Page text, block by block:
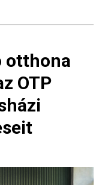
otthona
OTP